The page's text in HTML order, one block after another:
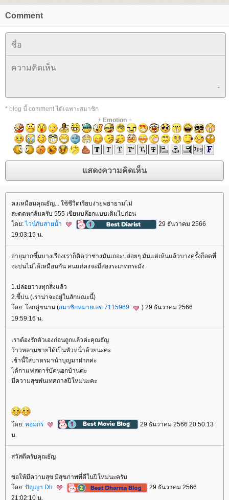
Comment
* blog นี้ comment ได้เฉพาะสมาชิก
+ Emotion+
คงเหมือนคุณธัญ... ใช้ชีวิตเรียบง่ายพยายามไม่
สะดดหกล้มครับ 555 เขียนบล๊อกแบบเดิมไปก่อน
ดย:ไวน์กับสายน้ำ
29 ธันวาคม 2566
19:03:15 น.
อายุมากขึ้นบางเรื่องเราก็คิดว่าช่างมันเถอะปล่อยๆ มันแต่เห้นแล้วบางครั้งก็อดที่
จะบ่นไม่ได้เหมือนกัน คนแก่คงจะมีสองระเภทกระมัง
1.ปล่อยวางทุกสิ่งแล้ว
2.ขี้บ่น (เราน่าจะอยู่ในลักษณะนี้)
ดย: โลกคู่ขนาน (สมาชิกหมายเลข 7115969
) 29 ธันวาคม 2566
19:59:16 น.
เราต้องรักตัวเองก่อนถูกแล้วค่ะคุณธัญ
ว้าวหลานชายได้เป็นหัวหน้่าด้วยนะคะ
เช้านี้ใส่บาตรมานำบุญมาฝากค่ะ
ได้กาแฟสตาร์บัคนอกบ้านค่ะ
มีความสุขฬนเทศกาลปีใหม่นะคะ
ดย: หอมกร
29 ธันวาคม 2566 20:50:13
น.
สวัสดีครับคุณธัญ
ขอให้มีความสุข มีสุขภาพที่ดีในปีใหม่นะครับ
ดย: ปัญญา Dh
29 ธันวาคม 2566
21:02:10 น.